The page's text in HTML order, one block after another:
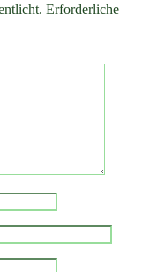
Erforderliche